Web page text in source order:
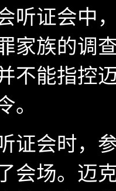
听证会中
家族的调
不能指控
。
证会时，
会场。迈